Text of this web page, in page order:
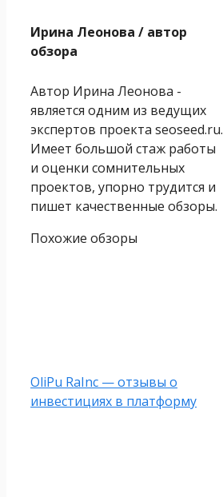
Ирина Леонова / автор
обзора
Автор Ирина Леонова -
является одним из ведущих
экспертов проекта seoseed.ru.
Имеет большой стаж работы
и оценки сомнительных
проектов, упорно трудится и
пишет качественные обзоры.
Похожие обзоры
OliPu RaInc — отзывы о
инвестициях в платформу